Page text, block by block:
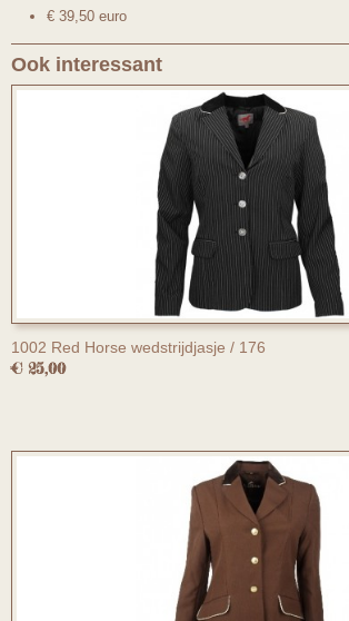
€ 39,50 euro
Ook interessant
1002 Red Horse wedstrijdjasje / 176
€ 25,00